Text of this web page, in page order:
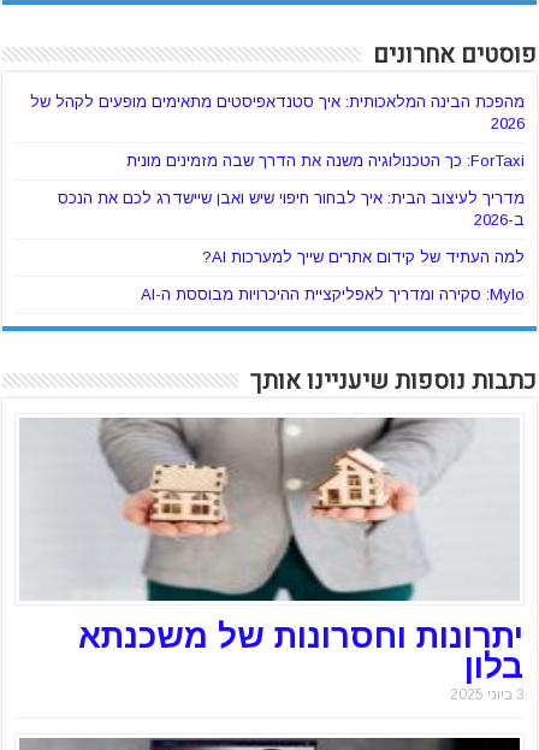
פוסטים אחרונים
מהפכת הבינה המלאכותית: איך סטנדאפיסטים מתאימים מופעים לקהל של
2026
ForTaxi: כך הטכנולוגיה משנה את הדרך שבה מזמינים מונית
מדריך לעיצוב הבית: איך לבחור חיפוי שיש ואבן שיישדרג לכם את הנכס
ב-2026
למה העתיד של קידום אתרים שייך למערכות AI?
Mylo: סקירה ומדריך לאפליקציית ההיכרויות מבוססת ה-AI
כתבות נוספות שיעניינו אותך
יתרונות וחסרונות של משכנתא
בלון
3 ביוני 2025